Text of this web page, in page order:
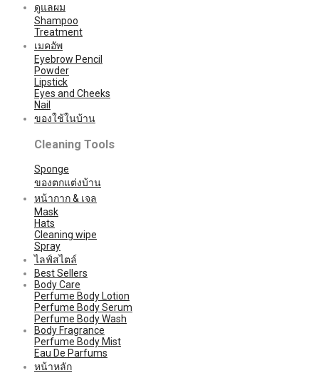
ดูแลผม
Shampoo
Treatment
เมคอัพ
Eyebrow Pencil
Powder
Lipstick
Eyes and Cheeks
Nail
ของใช้ในบ้าน
Cleaning Tools
Sponge
ของตกแต่งบ้าน
หน้ากาก & เจล
Mask
Hats
Cleaning wipe
Spray
ไลฟ์สไตล์
Best Sellers
Body Care
Perfume Body Lotion
Perfume Body Serum
Perfume Body Wash
Body Fragrance
Perfume Body Mist
Eau De Parfums
หน้าหลัก